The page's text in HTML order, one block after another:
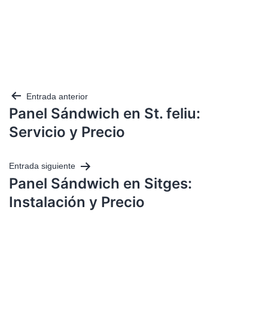
Entrada anterior
Panel Sándwich en St. feliu:
Servicio y Precio
Entrada siguiente
Panel Sándwich en Sitges:
Instalación y Precio